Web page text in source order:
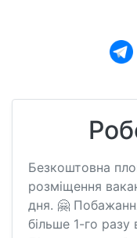
Безкоштовна
розміщення
дня. 🤗
більше 1-го